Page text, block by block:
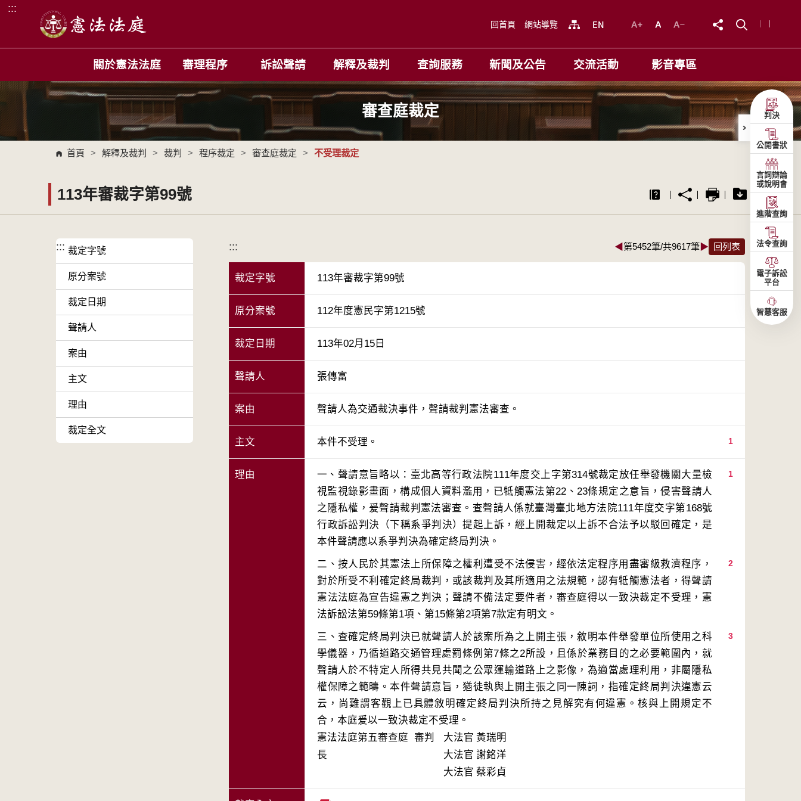
跳到主要內容區塊
:::
回首頁 網站導覽
關於憲法法庭 審理程序 訴訟聲請 解釋及裁判 查詢服務 新聞及公告 交流活動 影音專區
審查庭裁定
首頁 > 解釋及裁判 > 裁判 > 程序裁定 > 審查庭裁定 > 不受理裁定
113年審裁字第99號
::: 裁定字號
原分案號
裁定日期
聲請人
案由
主文
理由
裁定全文
::: ◀第5452筆/共9617筆▶ 回列表
裁定字號 113年審裁字第99號
原分案號 112年度憲民字第1215號
裁定日期 113年02月15日
聲請人 張傳富
案由 聲請人為交通裁決事件，聲請裁判憲法審查。
主文 1
本件不受理。
理由 1
一、聲請意旨略以：臺北高等行政法院111年度交上字第314號裁定放任舉發機關大量檢
視監視錄影畫面，構成個人資料濫用，已牴觸憲法第22、23條規定之意旨，侵害聲請人
之隱私權，爰聲請裁判憲法審查。查聲請人係就臺灣臺北地方法院111年度交字第168號
行政訴訟判決（下稱系爭判決）提起上訴，經上開裁定以上訴不合法予以駁回確定，是
2
二、按人民於其憲法上所保障之權利遭受不法侵害，經依法定程序用盡審級救濟程序，
對於所受不利確定終局裁判，或該裁判及其所適用之法規範，認有牴觸憲法者，得聲請
憲法法庭為宣告違憲之判決；聲請不備法定要件者，審查庭得以一致決裁定不受理，憲
3
三、查確定終局判決已就聲請人於該案所為之上開主張，敘明本件舉發單位所使用之科
學儀器，乃循道路交通管理處罰條例第7條之2所設，且係於業務目的之必要範圍內，就
聲請人於不特定人所得共見共聞之公眾運輸道路上之影像，為適當處理利用，非屬隱私
權保障之範疇。本件聲請意旨，猶徒執與上開主張之同一陳詞，指確定終局判決違憲云
云，尚難謂客觀上已具體敘明確定終局判決所持之見解究有何違憲。核與上開規定不
合，本庭爰以一致決裁定不受理。
憲法法庭第五審查庭 審判
長
大法官 黃瑞明
大法官 謝銘洋
大法官 蔡彩貞
判決
公開書狀
言詞辯論
或說明會
進階查詢
法令查詢
電子訴訟
平台
智慧客服